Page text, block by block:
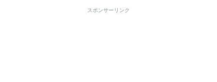
スポンサーリンク